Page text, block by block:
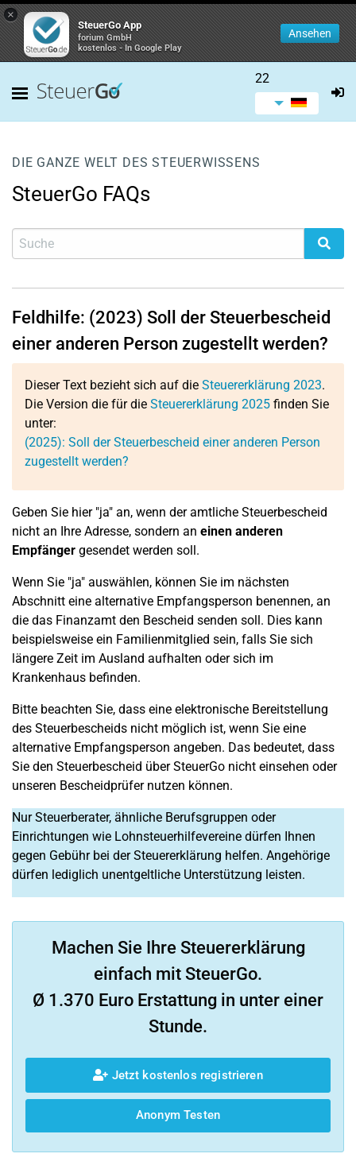
×
SteuerGo App
forium GmbH
kostenlos - In Google Play
Ansehen
22
DIE GANZE WELT DES STEUERWISSENS
SteuerGo FAQs
Feldhilfe: (2023) Soll der Steuerbescheid
einer anderen Person zugestellt werden?
Dieser Text bezieht sich auf die Steuererklärung 2023.
Die Version die für die Steuererklärung 2025 finden Sie
unter:
(2025): Soll der Steuerbescheid einer anderen Person
zugestellt werden?
Geben Sie hier "ja" an, wenn der amtliche Steuerbescheid
nicht an Ihre Adresse, sondern an einen anderen
Empfänger gesendet werden soll.
Wenn Sie "ja" auswählen, können Sie im nächsten
Abschnitt eine alternative Empfangsperson benennen, an
die das Finanzamt den Bescheid senden soll. Dies kann
beispielsweise ein Familienmitglied sein, falls Sie sich
längere Zeit im Ausland aufhalten oder sich im
Krankenhaus befinden.
Bitte beachten Sie, dass eine elektronische Bereitstellung
des Steuerbescheids nicht möglich ist, wenn Sie eine
alternative Empfangsperson angeben. Das bedeutet, dass
Sie den Steuerbescheid über SteuerGo nicht einsehen oder
unseren Bescheidprüfer nutzen können.
Nur Steuerberater, ähnliche Berufsgruppen oder
Einrichtungen wie Lohnsteuerhilfevereine dürfen Ihnen
gegen Gebühr bei der Steuererklärung helfen. Angehörige
dürfen lediglich unentgeltliche Unterstützung leisten.
Machen Sie Ihre Steuererklärung
einfach mit SteuerGo.
Ø 1.370 Euro Erstattung in unter einer
Stunde.
Jetzt kostenlos registrieren
Anonym Testen